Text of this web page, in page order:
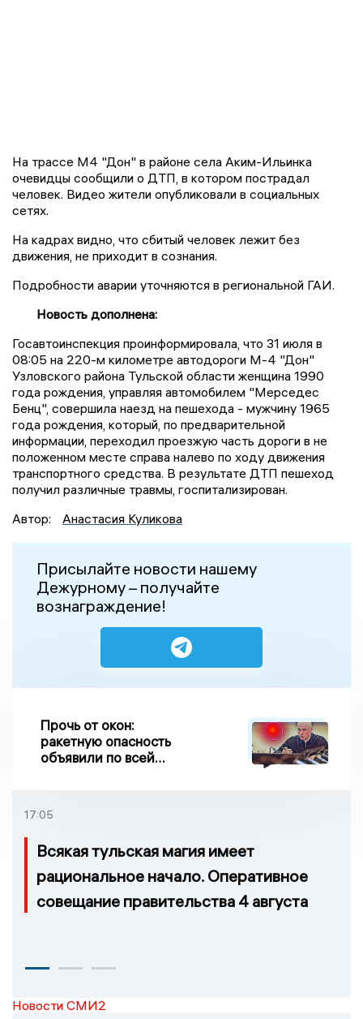
На трассе М4 "Дон" в районе села Аким-Ильинка
очевидцы сообщили о ДТП, в котором пострадал
человек. Видео жители опубликовали в социальных
сетях.
На кадрах видно, что сбитый человек лежит без
движения, не приходит в сознания.
Подробности аварии уточняются в региональной ГАИ.
Новость дополнена:
Госавтоинспекция проинформировала, что 31 июля в
08:05 на 220-м километре автодороги М-4 "Дон"
Узловского района Тульской области женщина 1990
года рождения, управляя автомобилем "Мерседес
Бенц", совершила наезд на пешехода - мужчину 1965
года рождения, который, по предварительной
информации, переходил проезжую часть дороги в не
положенном месте справа налево по ходу движения
транспортного средства. В результате ДТП пешеход
получил различные травмы, госпитализирован.
Автор:
Анастасия Куликова
Присылайте новости нашему
Дежурному – получайте
вознаграждение!
Прочь от окон:
ракетную опасность
объявили по всей
17:05
Всякая тульская магия имеет
рациональное начало. Оперативное
совещание правительства 4 августа
Новости СМИ2